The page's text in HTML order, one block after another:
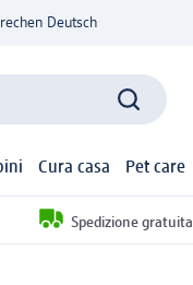
Deutsch
Cura casa Pet care
Spedizione